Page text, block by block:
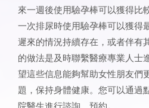
來一週後使用驗孕棒可以獲得比
一次排尿時使用驗孕棒可以獲得
遲來的情況持續存在，或者伴有
的做法是及時聯繫醫療專業人士
望這些信息能夠幫助女性朋友們
題，保持身體健康。您可以通過
院醫生進行諮詢、預約。